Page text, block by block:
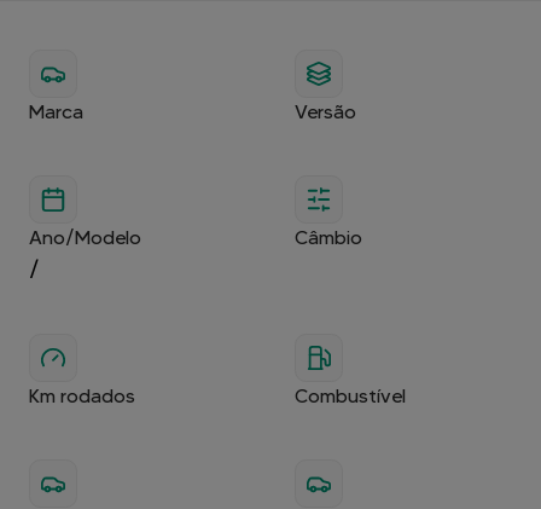
Marca Versão
Ano/Modelo
/
Câmbio
Km rodados Combustível